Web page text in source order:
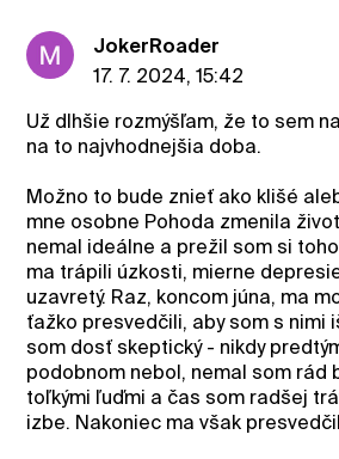
JokerRoader
17. 7. 2024, 15:42
Už dlhšie rozmýšľam, že to sem
na to najvhodnejšia doba.
Možno to bude znieť ako klišé
mne osobne Pohoda zmenila
nemal ideálne a prežil som si
ma trápili úzkosti, mierne
uzavretý. Raz, koncom júna, ma
ťažko presvedčili, aby som s nimi
som dosť skeptický - nikdy
podobnom nebol, nemal som rád
toľkými ľuďmi a čas som radšej
izbe. Nakoniec ma však